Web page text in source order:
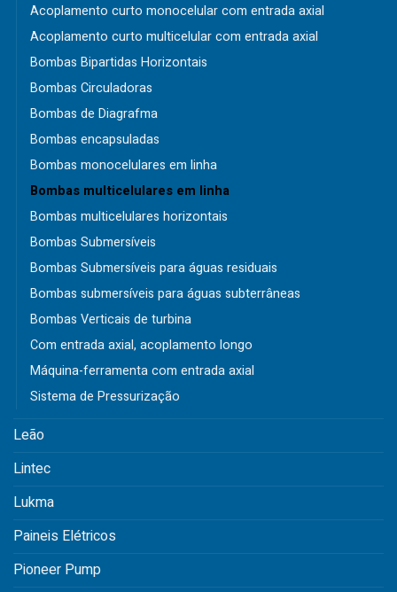
Acoplamento curto monocelular com entrada axial
Acoplamento curto multicelular com entrada axial
Bombas Bipartidas Horizontais
Bombas Circuladoras
Bombas de Diagrafma
Bombas encapsuladas
Bombas monocelulares em linha
Bombas multicelulares em linha
Bombas multicelulares horizontais
Bombas Submersíveis
Bombas Submersíveis para águas residuais
Bombas submersíveis para águas subterrâneas
Bombas Verticais de turbina
Com entrada axial, acoplamento longo
Máquina-ferramenta com entrada axial
Sistema de Pressurização
Leão
Lintec
Lukma
Paineis Elétricos
Pioneer Pump